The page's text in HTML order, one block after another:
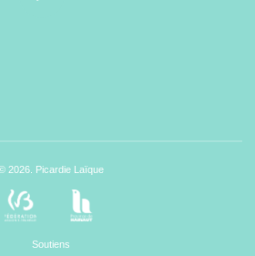
2026. Picardie Laïque
Soutiens